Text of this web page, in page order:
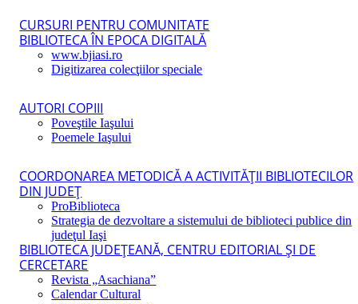
CURSURI PENTRU COMUNITATE
BIBLIOTECA ÎN EPOCA DIGITALĂ
www.bjiasi.ro
Digitizarea colecţiilor speciale
AUTORI COPIII
Poveştile Iaşului
Poemele Iaşului
COORDONAREA METODICĂ A ACTIVITĂŢII BIBLIOTECILOR
DIN JUDEŢ
ProBiblioteca
Strategia de dezvoltare a sistemului de biblioteci publice din
judeţul Iaşi
BIBLIOTECA JUDEŢEANĂ, CENTRU EDITORIAL ŞI DE
CERCETARE
Revista „Asachiana”
Calendar Cultural